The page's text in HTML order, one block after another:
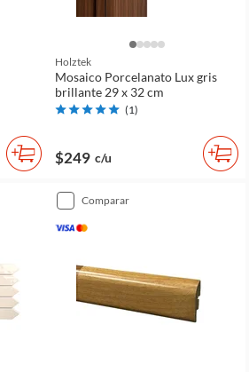
Holztek
Mosaico Porcelanato Lux gris
brillante 29 x 32 cm
(1)
$249 c/u
comparar